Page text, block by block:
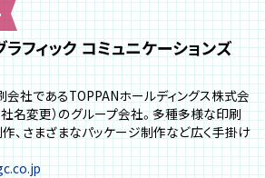
フィック コミュニケーションズ
社であるTOPPANホールディングス株式会
名変更）のグループ会社。多種多様な印刷
作、さまざまなパッケージ制作など広く手掛け